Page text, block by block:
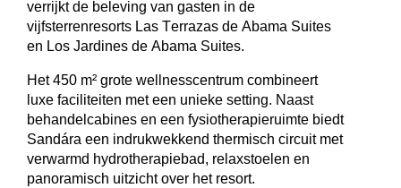
verrijkt de beleving van gasten in de
vijfsterrenresorts Las Terrazas de Abama Suites
en Los Jardines de Abama Suites.
Het 450 m² grote wellnesscentrum combineert
luxe faciliteiten met een unieke setting. Naast
behandelcabines en een fysiotherapieruimte biedt
Sandára een indrukwekkend thermisch circuit met
verwarmd hydrotherapiebad, relaxstoelen en
panoramisch uitzicht over het resort.